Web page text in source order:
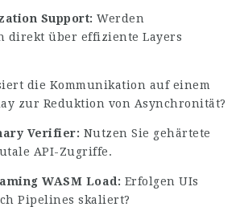
Support: Werden
direkt über effiziente Layers
die Kommunikation auf einem
zur Reduktion von Asynchronität?
Verifier: Nutzen Sie gehärtete
API-Zugriffe.
WASM Load: Erfolgen UIs
Pipelines skaliert?